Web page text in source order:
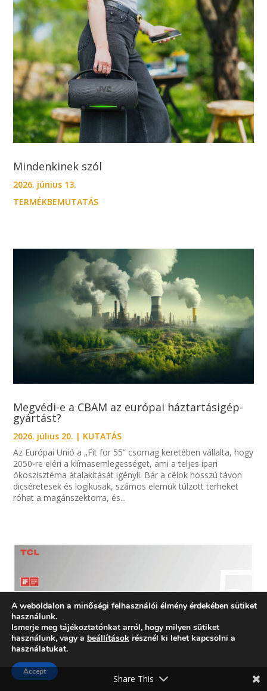
Mindenkinek szól
2026. június 13.
TERMÉKBEMUTATÁS
Megvédi-e a CBAM az európai háztartásigép-
gyártást?
2026. július 20. | KUTATÁS
Az Európai Unió a „Fit for 55” csomag keretében vállalta, hogy
2050-re eléri a klímasemlegességet, ami a teljes ipari
ökoszisztéma átalakítását igényli. Bár a célok hosszú távon
dicséretesek és logikusak, számos elemük túlzott terheket
róhat a magánszektorra, és...
A weboldalon a minőségi felhasználói élmény érdekében sütiket
használunk.
Ismerje meg tájékoztatónkat arról, hogy milyen sütiket
használunk, vagy a beállítások résznél ki lehet kapcsolni a
használatukat.
Accept
Share This